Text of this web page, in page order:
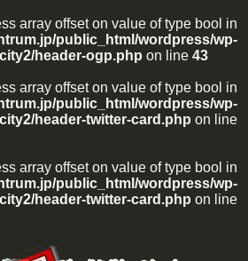
array offset on value of type bool in
public_html/wordpress/wp-
header-ogp.php on line 43
array offset on value of type bool in
public_html/wordpress/wp-
header-twitter-card.php on line
array offset on value of type bool in
public_html/wordpress/wp-
header-twitter-card.php on line